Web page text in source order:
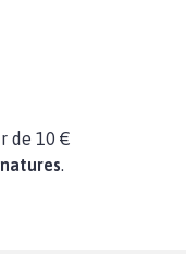
de 10 €
.